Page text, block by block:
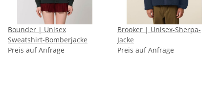
Bounder | Unisex
Sweatshirt-Bomberjacke
Preis auf Anfrage
Brooker | Unisex-Sherpa-
Jacke
Preis auf Anfrage